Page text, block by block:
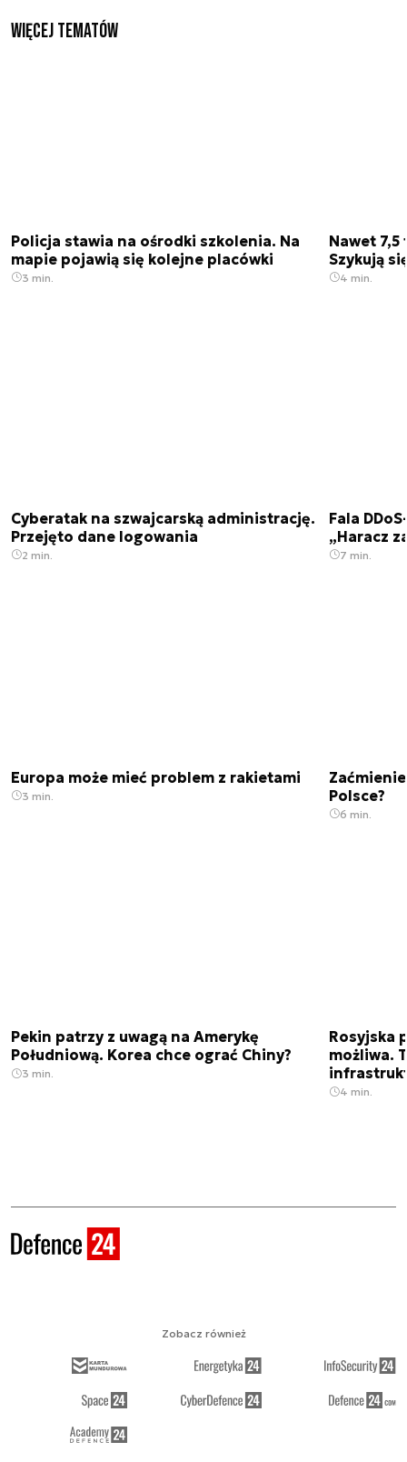
Więcej tematów
Policja stawia na ośrodki szkolenia. Na
mapie pojawią się kolejne placówki
3 min.
Nawet
Szykują
4 min.
Cyberatak na szwajcarską administrację.
Przejęto dane logowania
2 min.
Fala
„Haracz
7 min.
Europa może mieć problem z rakietami
3 min.
Polsce?
6 min.
Pekin patrzy z uwagą na Amerykę
Południową. Korea chce ograć Chiny?
3 min.
Rosyjska
możliwa.
4 min.
Zobacz również